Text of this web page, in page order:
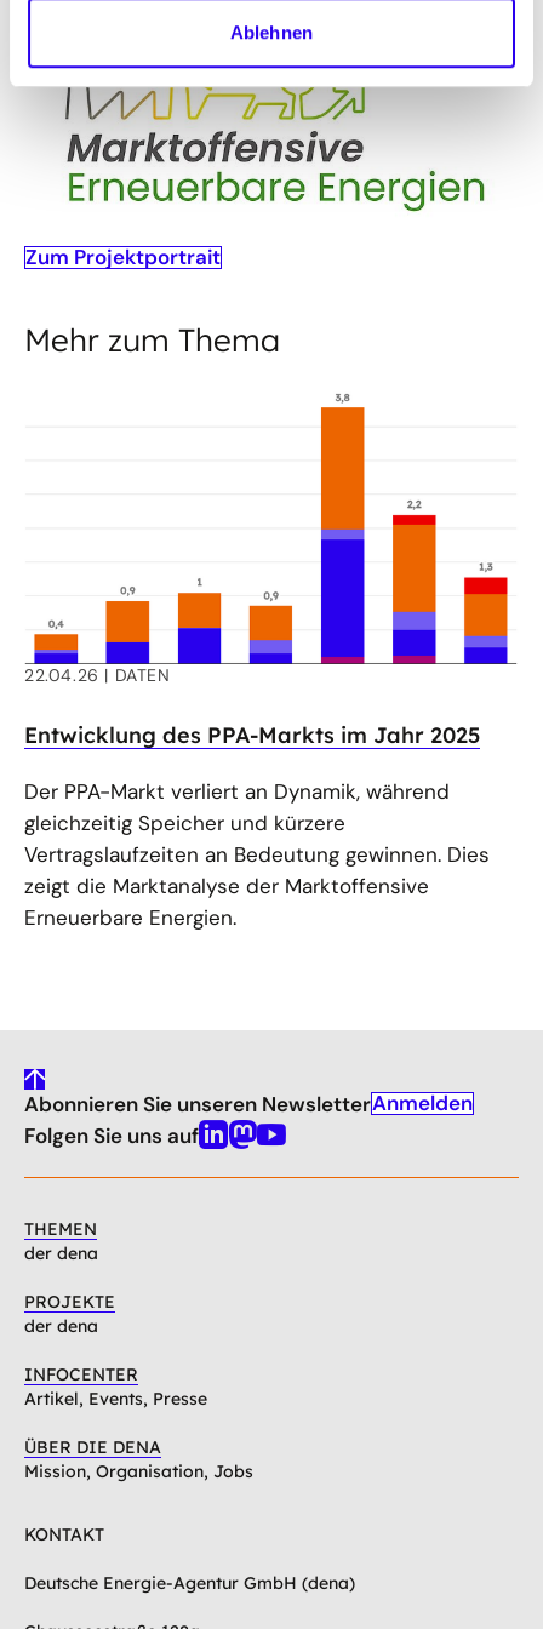
Ablehnen
Zum Projektportrait
Mehr zum Thema
22.04.26 DATEN
Entwicklung des PPA-Markts im Jahr 2025
Der PPA-Markt verliert an Dynamik, während
gleichzeitig Speicher und kürzere
Vertragslaufzeiten an Bedeutung gewinnen. Dies
zeigt die Marktanalyse der Marktoffensive
Erneuerbare Energien.
gehe
nach
oben
Abonnieren Sie unseren NewsletterAnmelden
Folgen Sie uns aufLinkedin
Mastodon
Youtube
THEMEN
der dena
PROJEKTE
der dena
INFOCENTER
Artikel, Events, Presse
ÜBER DIE DENA
Mission, Organisation, Jobs
KONTAKT
Deutsche Energie-Agentur GmbH (dena)